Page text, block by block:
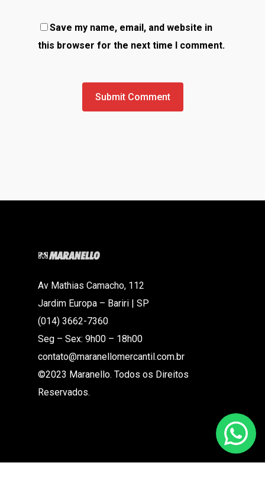
Save my name, email, and website in
this browser for the next time I comment.
Av Mathias Camacho, 112
Jardim Europa – Bariri | SP
(014) 3662-7360
Seg – Sex: 9h00 – 18h00
contato@maranellomercantil.com.br
©2023 Maranello. Todos os Direitos
Reservados.